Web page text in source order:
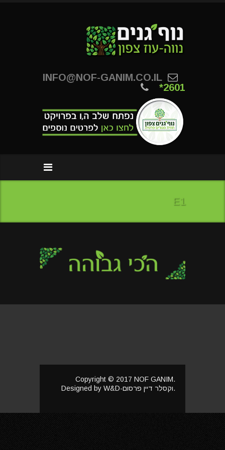
INFO@NOF-GANIM.CO.IL
*2601
E1
Copyright © 2017 NOF GANIM.
Designed by W&D-וקסלר דיין פרסום.